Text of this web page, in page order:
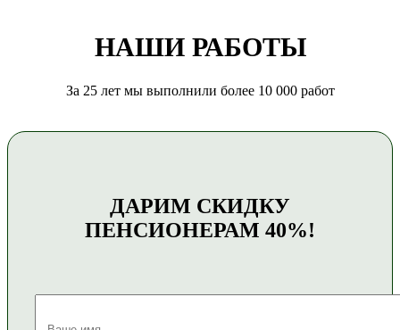
НАШИ РАБОТЫ
За 25 лет мы выполнили более 10 000 работ
ДАРИМ СКИДКУ
ПЕНСИОНЕРАМ 40%!